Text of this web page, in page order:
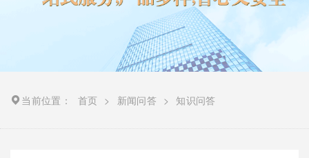
当前位置： 首页 > 新闻问答 > 知识问答